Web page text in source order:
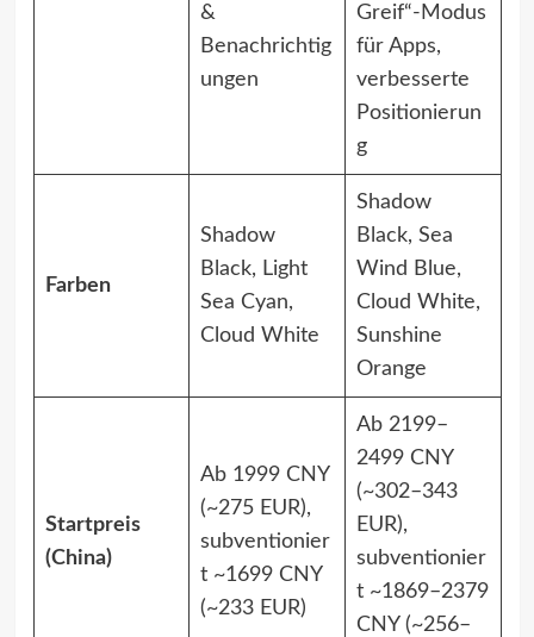
&
Benachrichtig
ungen
Greif“-Modus
für Apps,
verbesserte
Positionierun
g
Farben
Shadow
Black, Light
Sea Cyan,
Cloud White
Shadow
Black, Sea
Wind Blue,
Cloud White,
Sunshine
Orange
Startpreis
(China)
Ab 1999 CNY
(~275 EUR),
subventionier
t ~1699 CNY
(~233 EUR)
Ab 2199–
2499 CNY
(~302–343
EUR),
subventionier
t ~1869–2379
CNY (~256–